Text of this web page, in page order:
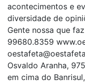
acontecimentos e
diversidade de
Gente nossa que
99680.8359
Osvaldo Aranha,
em cima do